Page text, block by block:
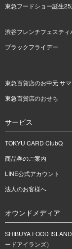
東急フードショー誕生
渋谷フレンチフェスティ
ブラックフライデー
東急百貨店のお中元 サ
東急百貨店のおせち
サービス
TOKYU CARD ClubQ
商品券のご案内
LINE公式アカウント
法人のお客様へ
オウンドメディア
SHIBUYA FOOD
ードアイランズ）